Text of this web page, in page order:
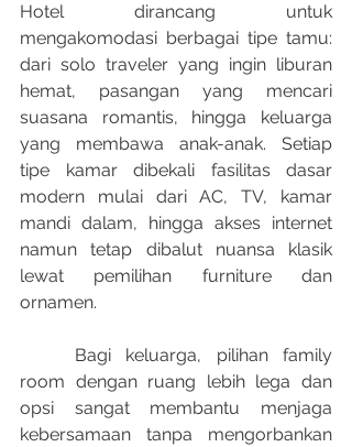
Hotel dirancang untuk
mengakomodasi berbagai tipe tamu:
dari solo traveler yang ingin liburan
hemat, pasangan yang mencari
suasana romantis, hingga keluarga
yang membawa anak-anak. Setiap
tipe kamar dibekali fasilitas dasar
modern mulai dari AC, TV, kamar
mandi dalam, hingga akses internet
namun tetap dibalut nuansa klasik
lewat pemilihan furniture dan
ornamen.
room dengan ruang lebih lega dan
opsi sangat membantu menjaga
kebersamaan tanpa mengorbankan